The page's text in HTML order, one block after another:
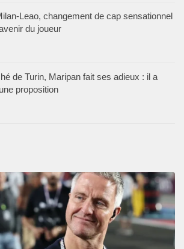
Leao, changement de cap sensationnel
du joueur
de Turin, Maripan fait ses adieux : il a
proposition